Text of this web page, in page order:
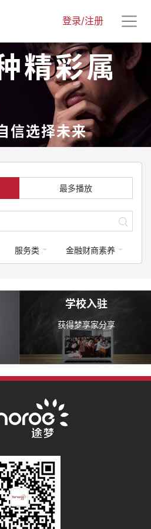
登录/注册
精彩属
信选择未来
最多播放
服务类 金融财商素养
学校入驻
获得梦享家分享